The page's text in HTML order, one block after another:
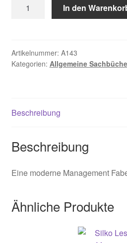
Richard
Der
Business
In den
Artikelnummer: A143
Kategorien: Allgemeine
Beschreibung
Beschreibung
Eine moderne Management
Ähnliche Produkte